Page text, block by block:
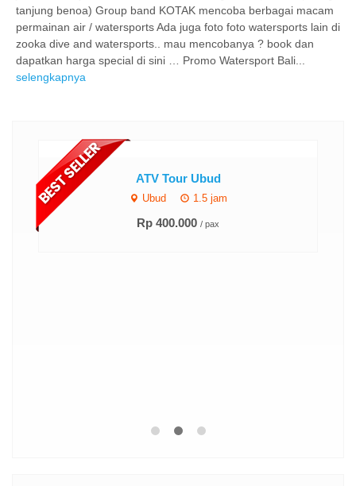
tanjung benoa) Group band KOTAK mencoba berbagai macam
permainan air / watersports Ada juga foto foto watersports lain di
zooka dive and watersports.. mau mencobanya ? book dan
dapatkan harga special di sini … Promo Watersport Bali...
selengkapnya
ATV Tour Ubud
Ubud 1.5 jam
Rp 400.000 / pax